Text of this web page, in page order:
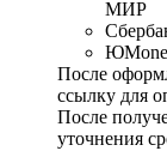
МИР
После
ссылку для
После
уточнения